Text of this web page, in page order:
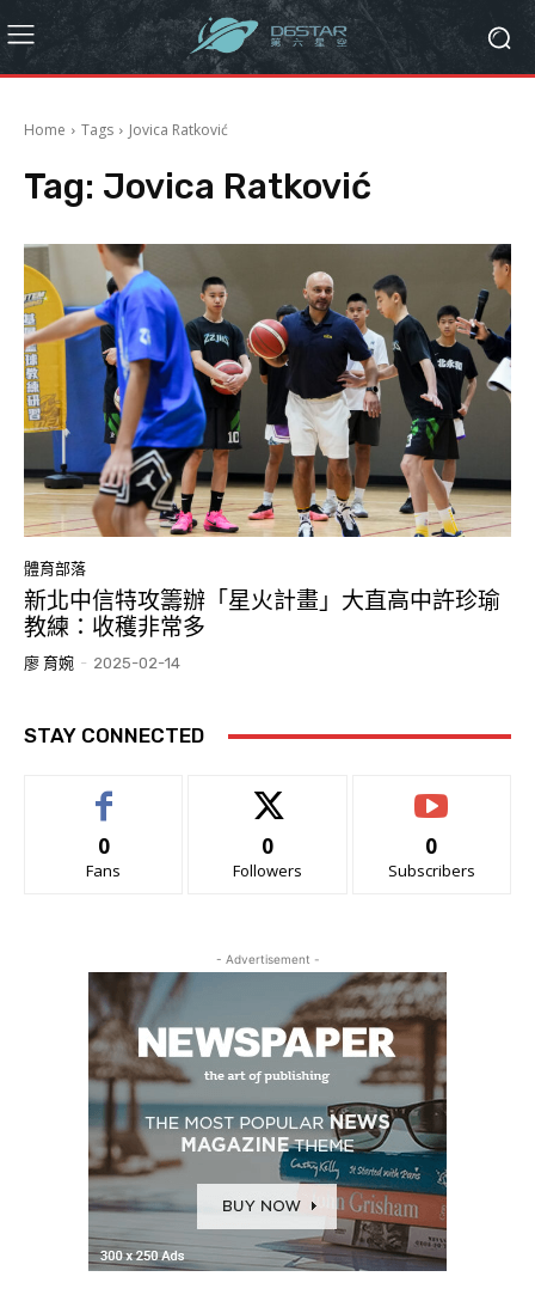
Home Tags Jovica Ratković
Tag: Jovica Ratković
體育部落
新北中信特攻籌辦「星火計畫」大直高中許珍瑜
教練：收穫非常多
廖 育婉 - 2025-02-14
STAY CONNECTED
0
Fans
0
Followers
0
Subscribers
- Advertisement -